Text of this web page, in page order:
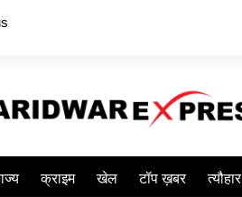
क्राइम खेल टॉप ख़बर त्यौहार